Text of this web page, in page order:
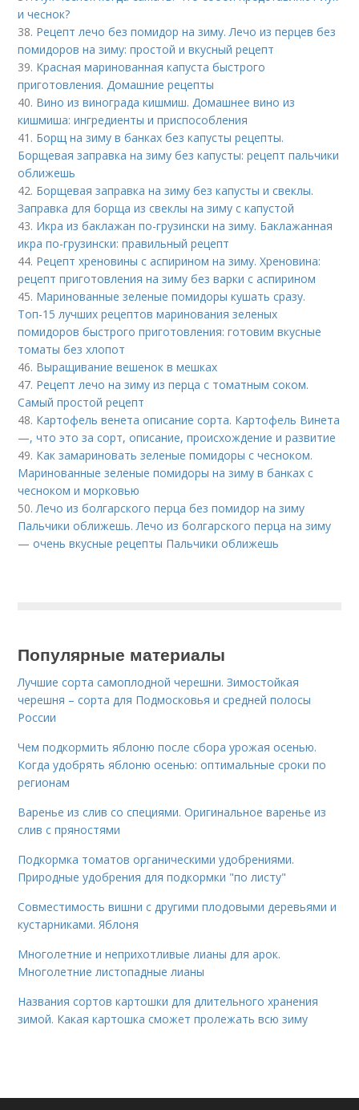
и чеснок?
38. Рецепт лечо без помидор на зиму. Лечо из перцев без
помидоров на зиму: простой и вкусный рецепт
39. Красная маринованная капуста быстрого
приготовления. Домашние рецепты
40. Вино из винограда кишмиш. Домашнее вино из
кишмиша: ингредиенты и приспособления
41. Борщ на зиму в банках без капусты рецепты.
Борщевая заправка на зиму без капусты: рецепт пальчики
оближешь
42. Борщевая заправка на зиму без капусты и свеклы.
Заправка для борща из свеклы на зиму с капустой
43. Икра из баклажан по-грузински на зиму. Баклажанная
икра по-грузински: правильный рецепт
44. Рецепт хреновины с аспирином на зиму. Хреновина:
рецепт приготовления на зиму без варки с аспирином
45. Маринованные зеленые помидоры кушать сразу.
Топ-15 лучших рецептов маринования зеленых
помидоров быстрого приготовления: готовим вкусные
томаты без хлопот
46. Выращивание вешенок в мешках
47. Рецепт лечо на зиму из перца с томатным соком.
Самый простой рецепт
48. Картофель венета описание сорта. Картофель Винета
—, что это за сорт, описание, происхождение и развитие
49. Как замариновать зеленые помидоры с чесноком.
Маринованные зеленые помидоры на зиму в банках с
чесноком и морковью
50.Лечо из болгарского перца без помидор на зиму
Пальчики оближешь. Лечо из болгарского перца на зиму
— очень вкусные рецепты Пальчики оближешь
Популярные материалы
Лучшие сорта самоплодной черешни. Зимостойкая
черешня – сорта для Подмосковья и средней полосы
России
Чем подкормить яблоню после сбора урожая осенью.
Когда удобрять яблоню осенью: оптимальные сроки по
регионам
Варенье из слив со специями. Оригинальное варенье из
слив с пряностями
Подкормка томатов органическими удобрениями.
Природные удобрения для подкормки "по листу"
Совместимость вишни с другими плодовыми деревьями и
кустарниками. Яблоня
Многолетние и неприхотливые лианы для арок.
Многолетние листопадные лианы
Названия сортов картошки для длительного хранения
зимой. Какая картошка сможет пролежать всю зиму